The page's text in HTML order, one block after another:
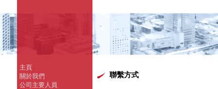
主頁
關於我們
公司主要人員
聯繫方式